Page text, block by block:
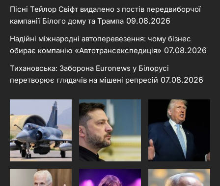
Пісні Тейлор Свіфт видалено з постів передвиборчої
кампанії Білого дому та Трампа 09.08.2026
Надійні міжнародні автоперевезення: чому бізнес
обирає компанію «Автотрансекспедиція» 07.08.2026
Тихановська: Заборона Euronews у Білорусі
перетворює глядачів на мішені репресій 07.08.2026